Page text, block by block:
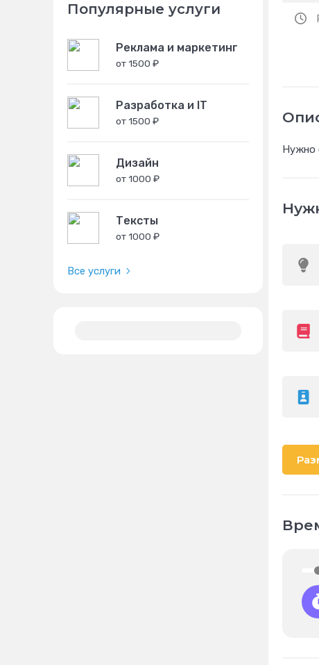
Популярные услуги
Реклама и маркетинг
от 1500 ₽
Разработка и IT
от 1500 ₽
Дизайн
от 1000 ₽
Тексты
от 1000 ₽
Все услуги
Нужно